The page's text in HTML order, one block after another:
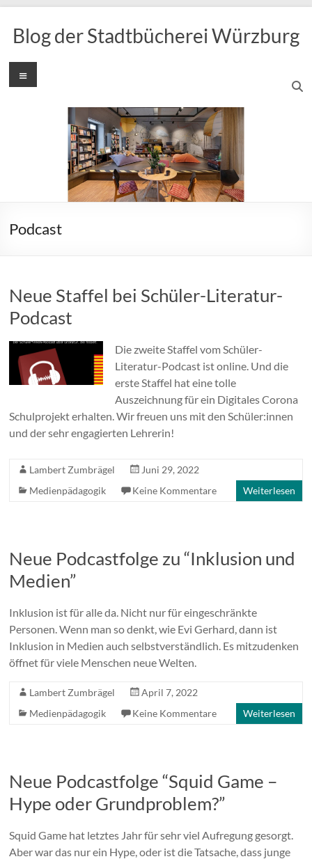
Inhalt
springen
Blog der Stadtbücherei Würzburg
Menü
Podcast
Neue Staffel bei Schüler-Literatur-
Podcast
Die zweite Staffel vom Schüler-
Literatur-Podcast ist online. Und die
erste Staffel hat eine tolle
Auszeichnung für ein Digitales Corona
Schulprojekt erhalten. Wir freuen uns mit den Schüler:innen
und der sehr engagierten Lehrerin!
Lambert Zumbrägel
Juni 29, 2022
Medienpädagogik
Keine Kommentare Weiterlesen
Neue Podcastfolge zu “Inklusion und
Medien”
Inklusion ist für alle da. Nicht nur für eingeschränkte
Personen. Wenn man so denkt, wie Evi Gerhard, dann ist
Inklusion in Medien auch selbstverständlich. Es mitzudenken
öffnet für viele Menschen neue Welten.
Lambert Zumbrägel
April 7, 2022
Medienpädagogik
Keine Kommentare Weiterlesen
Neue Podcastfolge “Squid Game –
Hype oder Grundproblem?”
Squid Game hat letztes Jahr für sehr viel Aufregung gesorgt.
Aber war das nur ein Hype, oder ist die Tatsache, dass junge